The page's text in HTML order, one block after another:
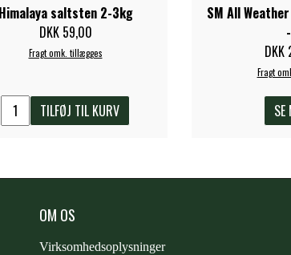
Himalaya saltsten 2-3kg
DKK 59,00
Fragt omk. tillægges
TILFØJ TIL KURV
SM All
DKK
Fragt
SE
OM OS
Virksomhedsoplysninger